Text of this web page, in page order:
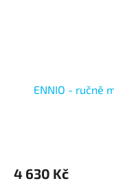
ENNIO - ručně
je
4 630 Kč